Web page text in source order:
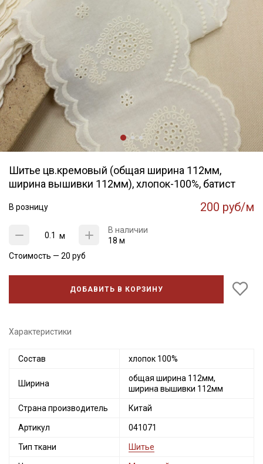
Шитье цв.кремовый (общая ширина 112мм,
ширина вышивки 112мм), хлопок-100%, батист
В розницу 200 руб/м
м
В наличии
18 м
Стоимость — 20 руб
ДОБАВИТЬ В КОРЗИНУ
Характеристики
Состав хлопок 100%
Ширина
общая ширина 112мм,
ширина вышивки 112мм
Страна производитель Китай
Артикул 041071
Тип ткани Шитье
Секретная рассылка от Купава
промокоды и скидки до 30% на узкие
категории тканей